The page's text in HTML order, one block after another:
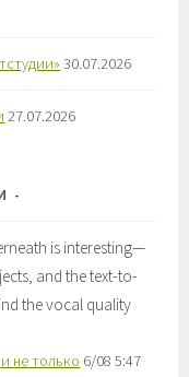
30.07.2026
27.07.2026
is interesting—
and the text-to-
the vocal quality
не только 6/08 5:47